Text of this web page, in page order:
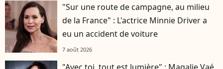
"Sur une route de campagne, au milieu
de la France" : L'actrice Minnie Driver a
eu un accident de voiture
7 août 2026